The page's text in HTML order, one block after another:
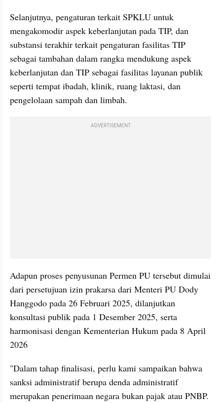
Selanjutnya, pengaturan terkait SPKLU untuk
mengakomodir aspek keberlanjutan pada TIP, dan
substansi terakhir terkait pengaturan fasilitas TIP
sebagai tambahan dalam rangka mendukung aspek
keberlanjutan dan TIP sebagai fasilitas layanan publik
seperti tempat ibadah, klinik, ruang laktasi, dan
pengelolaan sampah dan limbah.
ADVERTISEMENT
Adapun proses penyusunan Permen PU tersebut dimulai
dari persetujuan izin prakarsa dari Menteri PU Dody
Hanggodo pada 26 Februari 2025, dilanjutkan
konsultasi publik pada 1 Desember 2025, serta
harmonisasi dengan Kementerian Hukum pada 8 April
2026
"Dalam tahap finalisasi, perlu kami sampaikan bahwa
sanksi administratif berupa denda administratif
merupakan penerimaan negara bukan pajak atau PNBP.